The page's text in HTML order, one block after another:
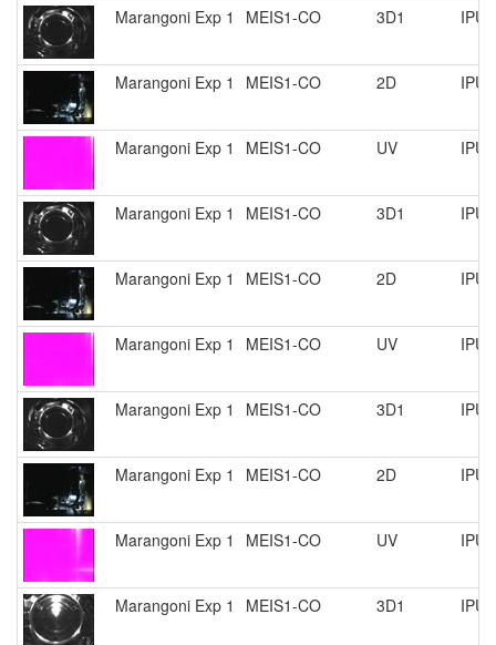
Marangoni Exp 1 MEIS1-CO 3D1 IPU
Marangoni Exp 1 MEIS1-CO 2D IPU
Marangoni Exp 1 MEIS1-CO UV IPU
Marangoni Exp 1 MEIS1-CO 3D1 IPU
Marangoni Exp 1 MEIS1-CO 2D IPU
Marangoni Exp 1 MEIS1-CO UV IPU
Marangoni Exp 1 MEIS1-CO 3D1 IPU
Marangoni Exp 1 MEIS1-CO 2D IPU
Marangoni Exp 1 MEIS1-CO UV IPU
Marangoni Exp 1 MEIS1-CO 3D1 IPU